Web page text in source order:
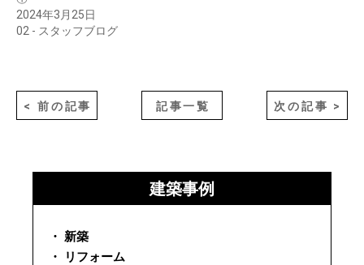
2024年3月25日
02 - スタッフブログ
< 前の記事 記事一覧 次の記事 >
建築事例
・ 新築
・ リフォーム